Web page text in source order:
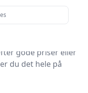
produkter, så du
allerede har en
gode priser eller
du det hele på